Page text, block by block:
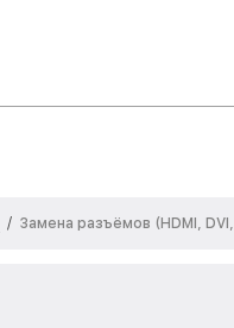
/ Замена разъёмов (HDMI,